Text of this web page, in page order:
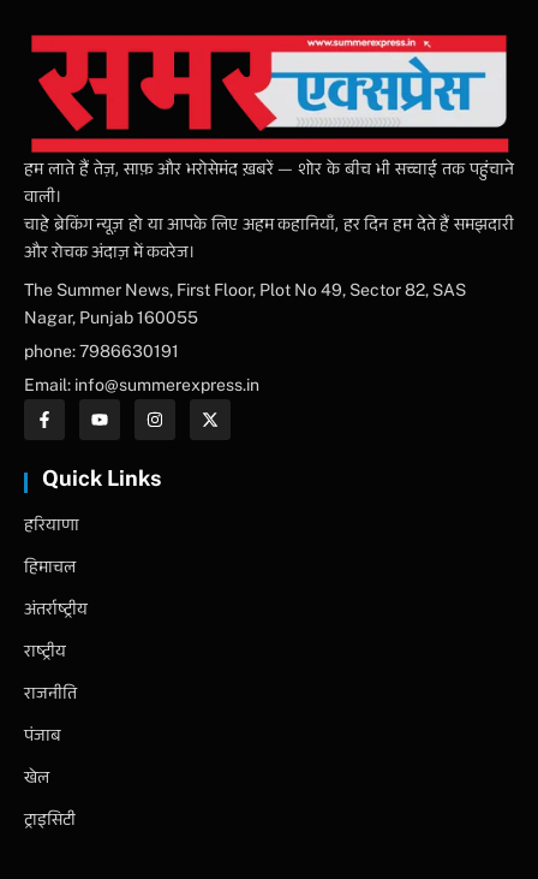
हम लाते हैं तेज़, साफ़ और भरोसेमंद ख़बरें — शोर के बीच भी सच्चाई तक पहुंचाने
वाली।
चाहे ब्रेकिंग न्यूज़ हो या आपके लिए अहम कहानियाँ, हर दिन हम देते हैं समझदारी
और रोचक अंदाज़ में कवरेज।
The Summer News, First Floor, Plot No 49, Sector 82, SAS
Nagar, Punjab 160055
phone: 7986630191
Email: info@summerexpress.in
Quick Links
हरियाणा
हिमाचल
अंतर्राष्ट्रीय
राष्ट्रीय
राजनीति
पंजाब
खेल
ट्राइसिटी